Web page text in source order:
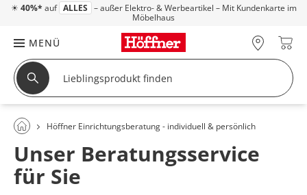
☀ 40%* auf ALLES – außer Elektro- & Werbeartikel – Mit Kundenkarte im
Möbelhaus
MENÜ
Höffner Einrichtungsberatung - individuell & persönlich
Unser Beratungsservice
für Sie